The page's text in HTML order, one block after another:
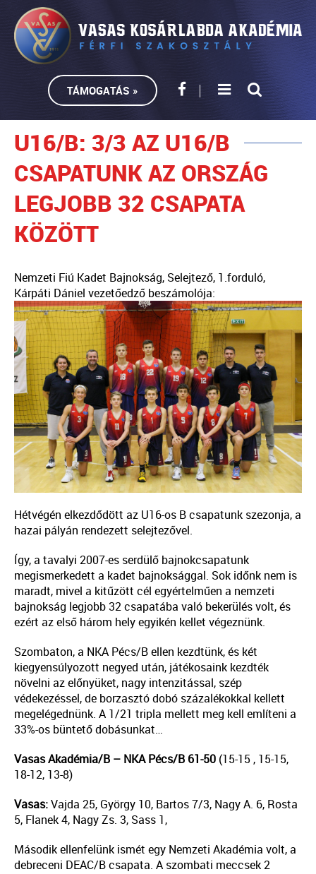
TÁMOGATÁS »
U16/B: 3/3 AZ U16/B
CSAPATUNK AZ ORSZÁG
LEGJOBB 32 CSAPATA
KÖZÖTT
Nemzeti Fiú Kadet Bajnokság, Selejtező, 1.forduló,
Kárpáti Dániel vezetőedző beszámolója:
Hétvégén elkezdődött az U16-os B csapatunk szezonja, a
hazai pályán rendezett selejtezővel.
Így, a tavalyi 2007-es serdülő bajnokcsapatunk
megismerkedett a kadet bajnoksággal. Sok időnk nem is
maradt, mivel a kitűzött cél egyértelműen a nemzeti
bajnokság legjobb 32 csapatába való bekerülés volt, és
ezért az első három hely egyikén kellet végeznünk.
Szombaton, a NKA Pécs/B ellen kezdtünk, és két
kiegyensúlyozott negyed után, játékosaink kezdték
növelni az előnyüket, nagy intenzitással, szép
védekezéssel, de borzasztó dobó százalékokkal kellett
megelégednünk. A 1/21 tripla mellett meg kell említeni a
33%-os büntető dobásunkat…
Vasas Akadémia/B – NKA Pécs/B 61-50 (15-15 , 15-15,
18-12, 13-8)
Vasas:Vajda 25, György 10, Bartos 7/3, Nagy A. 6, Rosta
5, Flanek 4, Nagy Zs. 3, Sass 1,
Második ellenfelünk ismét egy Nemzeti Akadémia volt, a
debreceni DEAC/B csapata. A szombati meccsek 2